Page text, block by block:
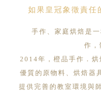
如果皇冠象徵責任
手作、家庭烘焙是一
作，
2014年，橙品手作．
優質的原物料、烘焙器
提供完善的教室環境與